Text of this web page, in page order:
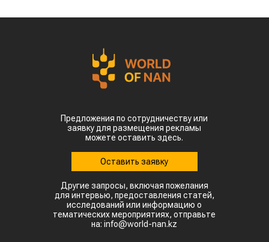
Предложения по сотрудничеству или
заявку для размещения рекламы
можете оставить здесь.
Оставить заявку
Другие запросы, включая пожелания
для интервью, предоставления статей,
исследований или информацию о
тематических мероприятиях, отправьте
на: info@world-nan.kz